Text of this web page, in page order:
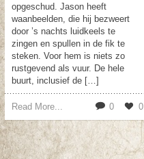
opgeschud. Jason heeft
waanbeelden, die hij bezweert
door ’s nachts luidkeels te
zingen en spullen in de fik te
steken. Voor hem is niets zo
rustgevend als vuur. De hele
buurt, inclusief de […]
Read More... 0 0